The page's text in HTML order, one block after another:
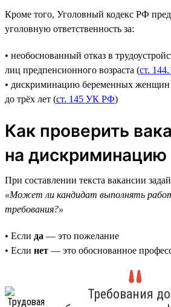
Кроме того, Уголовный кодекс РФ
уголовную ответственность за:
• необоснованный отказ в
лиц предпенсионного возраста (ст.
• дискриминацию беременных женщин
до трёх лет (ст. 145 УК РФ)
Как проверить
на дискриминацию
При составлении текста вакансии
«Может ли кандидат выполнять
требования?»
• Если да — это пожелание
• Если нет — это обоснованное
Требования